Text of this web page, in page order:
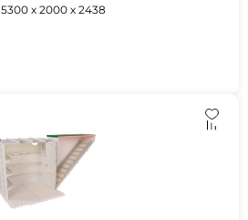
5300 х 2000 х 2438